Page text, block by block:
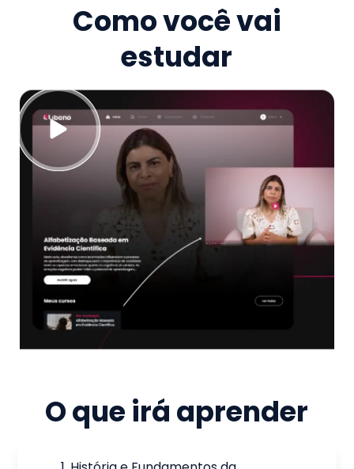
Como você vai
estudar
O que irá aprender